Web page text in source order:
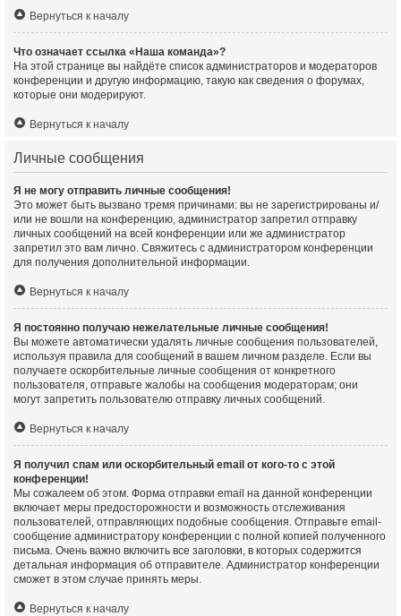
Вернуться к началу
Что означает ссылка «Наша команда»?
На этой странице вы найдёте список администраторов и модераторов
конференции и другую информацию, такую как сведения о форумах,
которые они модерируют.
Вернуться к началу
Личные сообщения
Я не могу отправить личные сообщения!
Это может быть вызвано тремя причинами: вы не зарегистрированы и/
или не вошли на конференцию, администратор запретил отправку
личных сообщений на всей конференции или же администратор
запретил это вам лично. Свяжитесь с администратором конференции
для получения дополнительной информации.
Вернуться к началу
Я постоянно получаю нежелательные личные сообщения!
Вы можете автоматически удалять личные сообщения пользователей,
используя правила для сообщений в вашем личном разделе. Если вы
получаете оскорбительные личные сообщения от конкретного
пользователя, отправьте жалобы на сообщения модераторам; они
могут запретить пользователю отправку личных сообщений.
Вернуться к началу
Я получил спам или оскорбительный email от кого-то с этой
конференции!
Мы сожалеем об этом. Форма отправки email на данной конференции
включает меры предосторожности и возможность отслеживания
пользователей, отправляющих подобные сообщения. Отправьте email-
сообщение администратору конференции с полной копией полученного
письма. Очень важно включить все заголовки, в которых содержится
детальная информация об отправителе. Администратор конференции
сможет в этом случае принять меры.
Вернуться к началу